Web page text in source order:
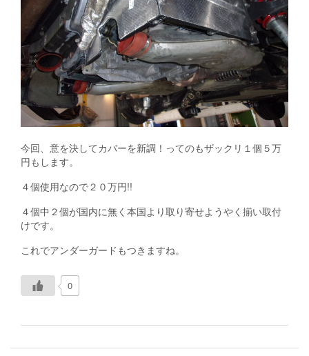
今回、意を決してカバーを新調！ってのもザックリ１個５万
円もします。
４個使用なので２０万円!!
４個中２個が国内に無く本国より取り寄せようやく揃い取付
けです。
これでアンダーガードもつきますね。
0